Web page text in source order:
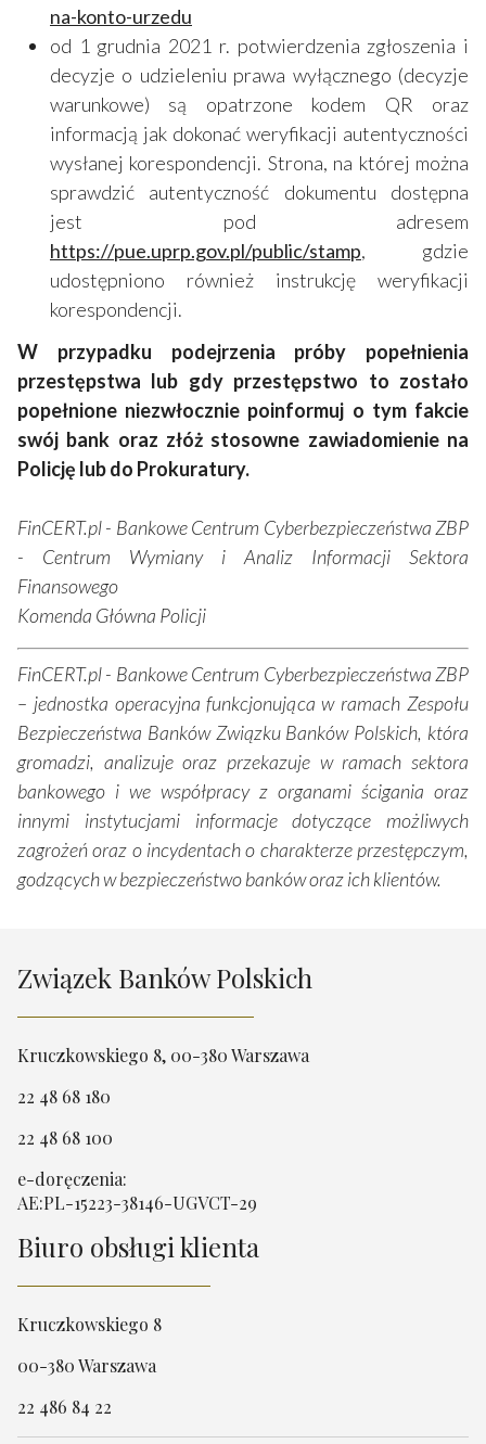
na-konto-urzedu
od 1 grudnia 2021 r. potwierdzenia zgłoszenia i
decyzje o udzieleniu prawa wyłącznego (decyzje
warunkowe) są opatrzone kodem QR oraz
informacją jak dokonać weryfikacji autentyczności
wysłanej korespondencji. Strona, na której można
sprawdzić autentyczność dokumentu dostępna
jest pod adresem
https://pue.uprp.gov.pl/public/stamp, gdzie
udostępniono również instrukcję weryfikacji
korespondencji.
W przypadku podejrzenia próby popełnienia
przestępstwa lub gdy przestępstwo to zostało
popełnione niezwłocznie poinformuj o tym fakcie
swój bank oraz złóż stosowne zawiadomienie na
Policję lub do Prokuratury.
FinCERT.pl - Bankowe Centrum Cyberbezpieczeństwa ZBP
- Centrum Wymiany i Analiz Informacji Sektora
Finansowego
Komenda Główna Policji
FinCERT.pl - Bankowe Centrum Cyberbezpieczeństwa ZBP
– jednostka operacyjna funkcjonująca w ramach Zespołu
Bezpieczeństwa Banków Związku Banków Polskich, która
gromadzi, analizuje oraz przekazuje w ramach sektora
bankowego i we współpracy z organami ścigania oraz
innymi instytucjami informacje dotyczące możliwych
zagrożeń oraz o incydentach o charakterze przestępczym,
godzących w bezpieczeństwo banków oraz ich klientów.
Związek Banków Polskich
Kruczkowskiego 8, 00-380 Warszawa
22 48 68 180
22 48 68 100
e-doręczenia:
AE:PL-15223-38146-UGVCT-29
Biuro obsługi klienta
Kruczkowskiego 8
00-380 Warszawa
22 486 84 22